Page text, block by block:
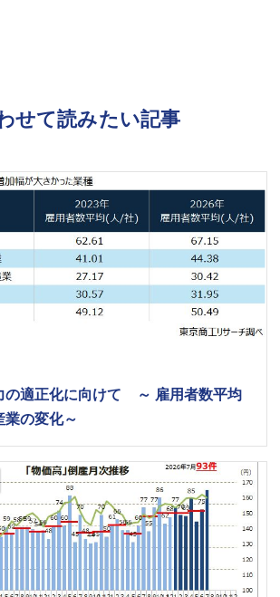
せて読みたい記事
の適正化に向けて ～ 雇用者数平均
の変化～